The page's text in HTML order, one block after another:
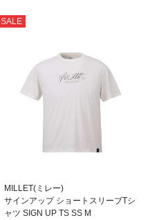
SALE
MILLET(ミレー)
サインアップ ショートスリーブTシ
ャツ SIGN UP TS SS M